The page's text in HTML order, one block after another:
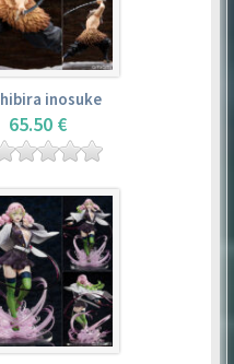
inosuke
65.50 €